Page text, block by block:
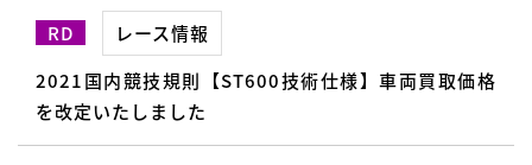
RD
レース情報
2021国内競技規則【ST600技術仕様】車両買取価格
を改定いたしました